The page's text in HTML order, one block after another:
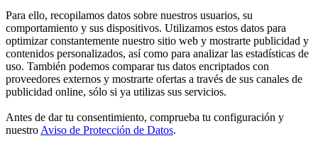
Para ello, recopilamos datos sobre nuestros usuarios, su
comportamiento y sus dispositivos. Utilizamos estos datos para
optimizar constantemente nuestro sitio web y mostrarte publicidad y
contenidos personalizados, así como para analizar las estadísticas de
uso. También podemos comparar tus datos encriptados con
proveedores externos y mostrarte ofertas a través de sus canales de
publicidad online, sólo si ya utilizas sus servicios.
Antes de dar tu consentimiento, comprueba tu configuración y
nuestro Aviso de Protección de Datos.